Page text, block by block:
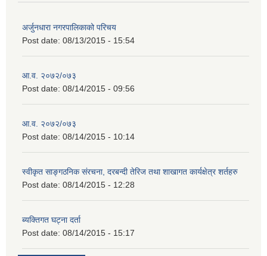
अर्जुनधारा नगरपालिकाको परिचय
Post date: 08/13/2015 - 15:54
आ.व. २०७२/०७३
Post date: 08/14/2015 - 09:56
आ.व. २०७२/०७३
Post date: 08/14/2015 - 10:14
स्वीकृत साङ्गठनिक संरचना, दरबन्दी तेरिज तथा शाखागत कार्यक्षेत्र शर्तहरु
Post date: 08/14/2015 - 12:28
ब्यक्तिगत घट्ना दर्ता
Post date: 08/14/2015 - 15:17